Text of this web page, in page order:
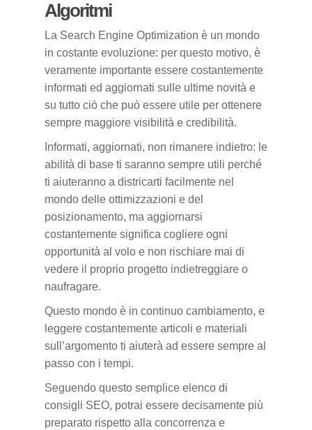
Algoritmi
La Search Engine Optimization è un mondo
in costante evoluzione: per questo motivo, è
veramente importante essere costantemente
informati ed aggiornati sulle ultime novità e
su tutto ciò che può essere utile per ottenere
sempre maggiore visibilità e credibilità.
Informati, aggiornati, non rimanere indietro: le
abilità di base ti saranno sempre utili perché
ti aiuteranno a districarti facilmente nel
mondo delle ottimizzazioni e del
posizionamento, ma aggiornarsi
costantemente significa cogliere ogni
opportunità al volo e non rischiare mai di
vedere il proprio progetto indietreggiare o
naufragare.
Questo mondo è in continuo cambiamento, e
leggere costantemente articoli e materiali
sull’argomento ti aiuterà ad essere sempre al
passo con i tempi.
Seguendo questo semplice elenco di
consigli SEO, potrai essere decisamente più
preparato rispetto alla concorrenza e